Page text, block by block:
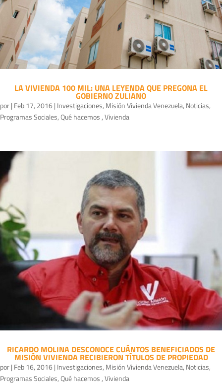
LA VIVIENDA 100 MIL: UNA LEYENDA QUE PREGONA EL
GOBIERNO ZULIANO
por| Feb 17, 2016| Investigaciones, Misión Vivienda Venezuela, Noticias,
Programas Sociales,Qué hacemos ,Vivienda
RICARDO MOLINA DESCONOCE CUÁNTOS BENEFICIADOS DE
MISIÓN VIVIENDA RECIBIERON TÍTULOS DE PROPIEDAD
por| Feb 16, 2016| Investigaciones, Misión Vivienda Venezuela, Noticias,
Programas Sociales,Qué hacemos ,Vivienda